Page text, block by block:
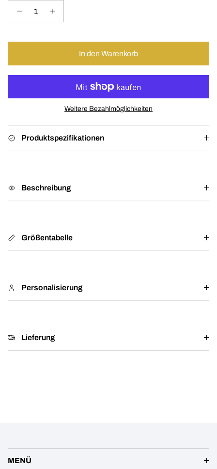
In den Warenkorb
Weitere Bezahlmöglichkeiten
Produktspezifikationen
Beschreibung
Größentabelle
Personalisierung
Lieferung
MENÜ